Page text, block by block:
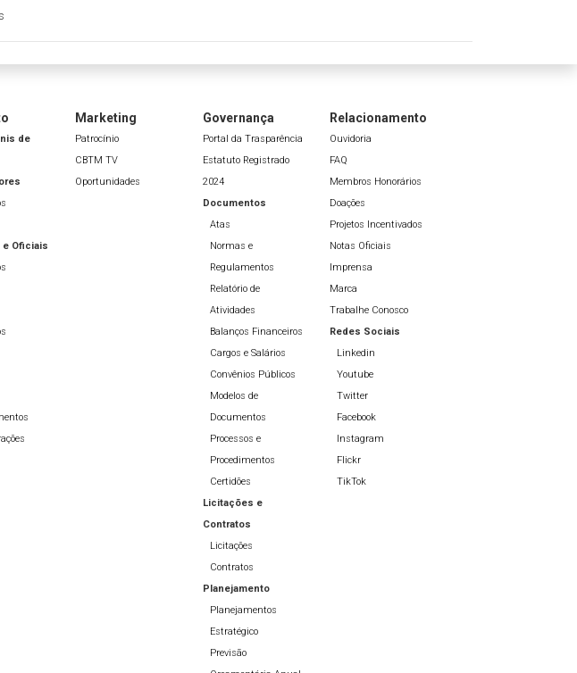
de
e Oficiais
Marketing
Patrocínio
CBTM TV
Oportunidades
Governança
Portal da Trasparência
Estatuto Registrado
2024
Documentos
Atas
Normas e
Regulamentos
Relatório de
Atividades
Balanços Financeiros
Cargos e Salários
Convênios Públicos
Modelos de
Documentos
Processos e
Procedimentos
Certidões
Licitações e
Contratos
Licitações
Contratos
Planejamento
Planejamentos
Estratégico
Previsão
Relacionamento
Ouvidoria
FAQ
Membros Honorários
Doações
Projetos Incentivados
Notas Oficiais
Imprensa
Marca
Trabalhe Conosco
Redes Sociais
Linkedin
Youtube
Twitter
Facebook
Instagram
Flickr
TikTok